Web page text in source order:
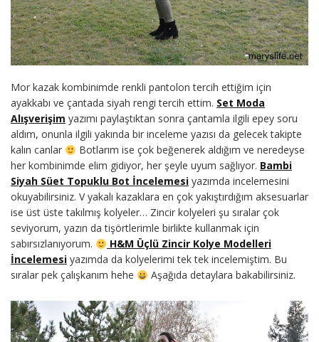
Mor kazak kombinimde renkli pantolon tercih ettiğim için
ayakkabı ve çantada siyah rengi tercih ettim. Set Moda
Alışverişim yazımı paylaştıktan sonra çantamla ilgili epey soru
aldım, onunla ilgili yakında bir inceleme yazısı da gelecek takipte
kalın canlar
Botlarım ise çok beğenerek aldığım ve neredeyse
her kombinimde elim gidiyor, her şeyle uyum sağlıyor. Bambi
Siyah Süet Topuklu Bot İncelemesi yazımda incelemesini
okuyabilirsiniz. V yakalı kazaklara en çok yakıştırdığım aksesuarlar
ise üst üste takılmış kolyeler… Zincir kolyeleri şu sıralar çok
seviyorum, yazın da tişörtlerimle birlikte kullanmak için
sabırsızlanıyorum.
H&M Üçlü Zincir Kolye Modelleri
İncelemesi yazımda da kolyelerimi tek tek incelemiştim. Bu
sıralar pek çalışkanım hehe
Aşağıda detaylara bakabilirsiniz.